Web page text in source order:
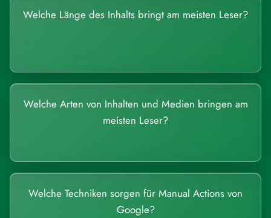
Welche Länge des Inhalts bringt am meisten Leser?
Welche Arten von Inhalten und Medien bringen am
meisten Leser?
Welche Techniken sorgen für Manual Actions von
Google?